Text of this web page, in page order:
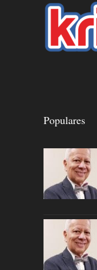
Populares